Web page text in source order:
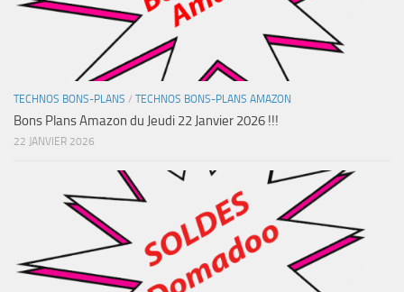
TECHNOS BONS-PLANS / TECHNOS BONS-PLANS AMAZON
Bons Plans Amazon du Jeudi 22 Janvier 2026 !!!
22 JANVIER 2026